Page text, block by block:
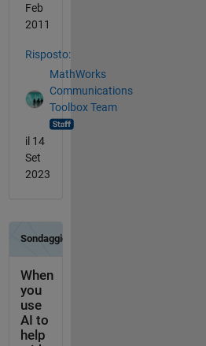
Feb
2011
Risposto:
MathWorks
Communications
Toolbox Team
il 14
Set
2023